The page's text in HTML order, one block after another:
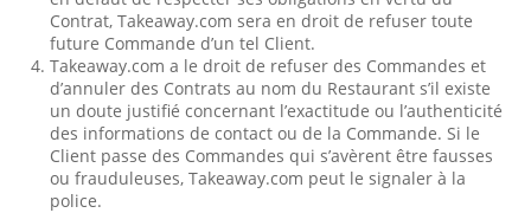
Contrat, Takeaway.com sera en droit de refuser toute
future Commande d’un tel Client.
Takeaway.com a le droit de refuser des Commandes et
d’annuler des Contrats au nom du Restaurant s’il existe
un doute justifié concernant l’exactitude ou l’authenticité
des informations de contact ou de la Commande. Si le
Client passe des Commandes qui s’avèrent être fausses
ou frauduleuses, Takeaway.com peut le signaler à la
police.